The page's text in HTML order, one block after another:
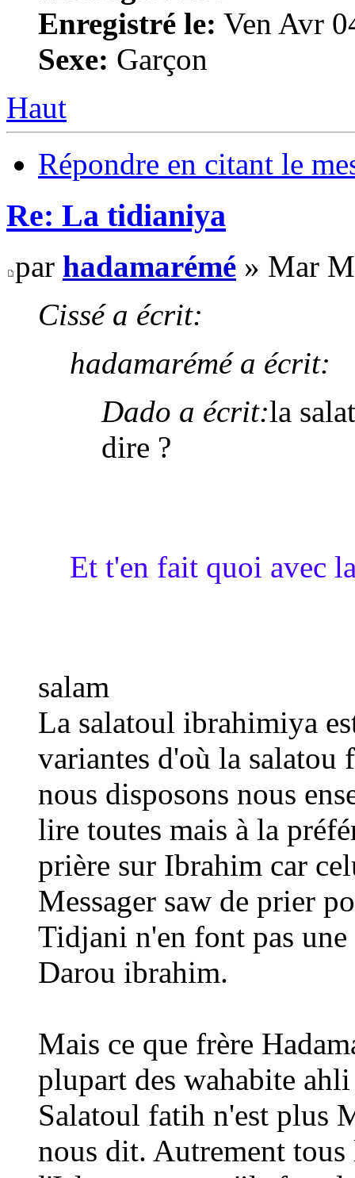
Enregistré le: Ven Avr
Sexe: Garçon
Haut
Répondre en citant le
Re: La tidianiya
par hadamarémé » Mar
Cissé a écrit:
hadamarémé a écrit:
Dado a écrit:la
dire ?
Et t'en fait quoi avec
salam
La salatoul ibrahimiya
variantes d'où la salatou
nous disposons nous
lire toutes mais à la
prière sur Ibrahim car
Messager saw de prier
Tidjani n'en font pas
Darou ibrahim.
Mais ce que frère
plupart des wahabite
Salatoul fatih n'est plus
nous dit. Autrement